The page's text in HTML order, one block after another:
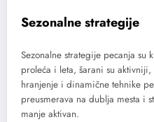
Sezonalne strategije
Sezonalne strategije pecanja su
proleća i leta, šarani su
hranjenje i dinamične tehnike
preusmerava na dublja mesta i
manje aktivan.